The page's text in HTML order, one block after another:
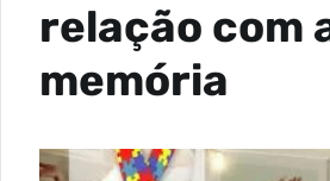
relação com
memória